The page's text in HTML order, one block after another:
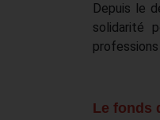
Depuis le
solidarité
Le fonds